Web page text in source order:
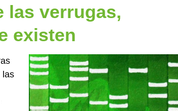
las verrugas,
existen
las